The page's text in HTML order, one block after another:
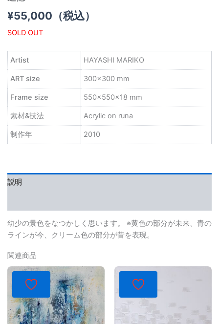
¥55,000 （税込）
SOLD OUT
Artist HAYASHI MARIKO
ART size 300×300 mm
Frame size 550×550×18 mm
素材&技法 Acrylic on runa
制作年 2010
説明
幼少の景色をなつかしく思います。 ※黄色の部分が未来、青の
ラインが今、クリーム色の部分が昔を表現。
関連商品